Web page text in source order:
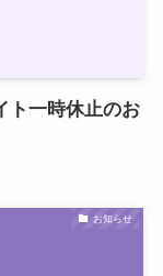
ト一時休止のお
お知らせ